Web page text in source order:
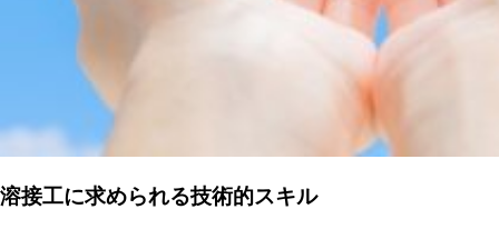
溶接工に求められる技術的スキル